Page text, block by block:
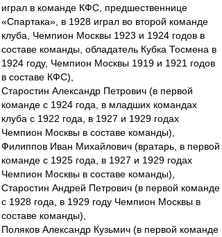
играл в команде КФС, предшественнице
«Спартака», в 1928 играл во второй команде
клуба, Чемпион Москвы 1923 и 1924 годов в
составе команды, обладатель Кубка Тосмена в
1924 году, Чемпион Москвы 1919 и 1921 годов
в составе КФС),
Старостин Александр Петрович (в первой
команде с 1924 года, в младших командах
клуба с 1922 года, в 1927 и 1929 годах
Чемпион Москвы в составе команды),
Филиппов Иван Михайлович (вратарь, в первой
команде с 1925 года, в 1927 и 1929 годах
Чемпион Москвы в составе команды),
Старостин Андрей Петрович (в первой команде
с 1928 года, в 1929 году Чемпион Москвы в
составе команды),
Поляков Александр Кузьмич (в первой команде